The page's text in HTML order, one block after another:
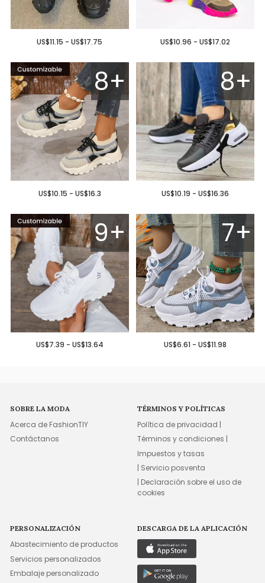
US$11.15 - US$17.75 US$10.96 - US$17.02
8+
US$10.15 - US$16.3
8+
US$10.19 - US$16.36
9+
US$7.39 - US$13.64
7+
US$6.61 - US$11.98
SOBRE LA MODA
Acerca de FashionTIY
Contáctanos
TÉRMINOS Y POLÍTICAS
Política de privacidad |
Términos y condiciones |
Impuestos y tasas
| Servicio posventa
| Declaración sobre el uso de
cookies
PERSONALIZACIÓN
Abastecimiento de productos
Servicios personalizados
Embalaje personalizado
DESCARGA DE LA APLICACIÓN